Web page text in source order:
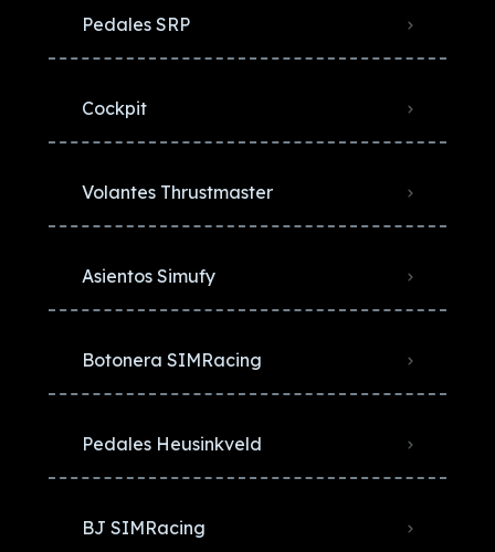
Pedales SRP
Cockpit
Volantes Thrustmaster
Asientos Simufy
Botonera SIMRacing
Pedales Heusinkveld
BJ SIMRacing